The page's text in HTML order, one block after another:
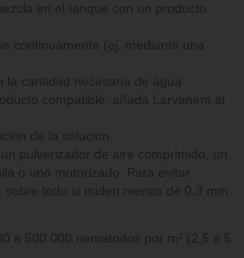
en el tanque con un producto
continuamente (ej. mediante una
la cantidad necesaria de agua
compatible, añada Larvanem al
de la solución
pulverizador de aire comprimido, un
o uno motorizado. Para evitar
todo si miden menos de 0,3 mm
a 500 000 nematodos por m² (2,5 a 5